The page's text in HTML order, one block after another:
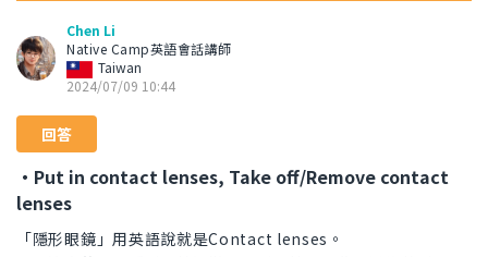
Chen Li
Native Camp英語會話講師
Taiwan
2024/07/09 10:44
回答
・Put in contact lenses, Take off/Remove contact
lenses
「隱形眼鏡」用英語說就是Contact lenses。